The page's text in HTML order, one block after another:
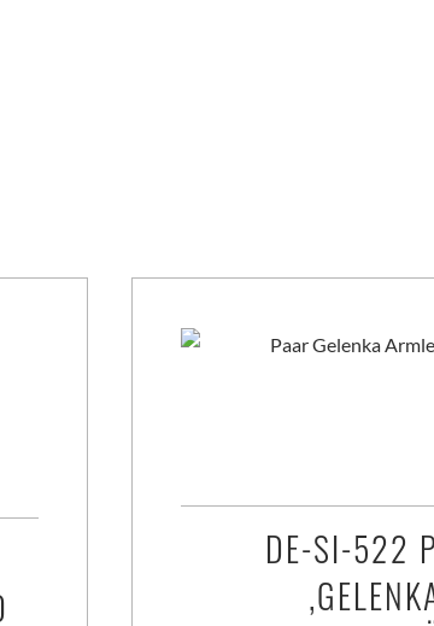
Stühle, Sessel oder Liegen.
DE-SI-522